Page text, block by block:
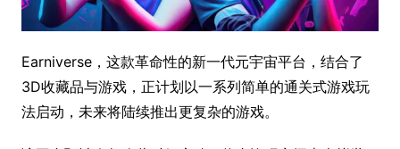
Earniverse，这款革命性的新一代元宇宙平台，结合了
3D收藏品与游戏，正计划以一系列简单的通关式游戏玩
法启动，未来将陆续推出更复杂的游戏。